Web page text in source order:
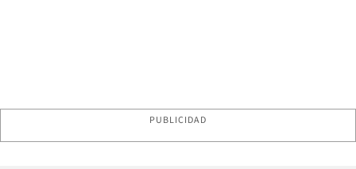
PUBLICIDAD